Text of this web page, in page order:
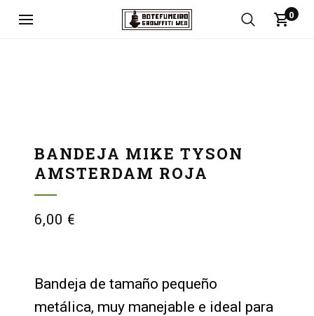
0
BANDEJA MIKE TYSON
AMSTERDAM ROJA
6,00 €
Bandeja de tamaño pequeño
metálica, muy manejable e ideal para